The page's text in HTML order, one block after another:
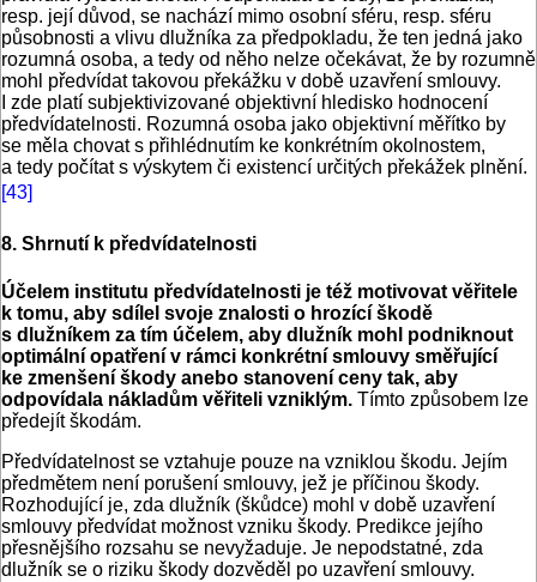
resp. její důvod, se nachází mimo osobní sféru, resp. sféru
působnosti a vlivu dlužníka za předpokladu, že ten jedná jako
rozumná osoba, a tedy od něho nelze očekávat, že by rozumně
mohl předvídat takovou překážku v době uzavření smlouvy.
I zde platí subjektivizované objektivní hledisko hodnocení
předvídatelnosti. Rozumná osoba jako objektivní měřítko by
se měla chovat s přihlédnutím ke konkrétním okolnostem,
a tedy počítat s výskytem či existencí určitých překážek plnění.
[43]
8. Shrnutí k předvídatelnosti
Účelem institutu předvídatelnosti je též motivovat věřitele
k tomu, aby sdílel svoje znalosti o hrozící škodě
s dlužníkem za tím účelem, aby dlužník mohl podniknout
optimální opatření v rámci konkrétní smlouvy směřující
ke zmenšení škody anebo stanovení ceny tak, aby
odpovídala nákladům věřiteli vzniklým. Tímto způsobem lze
předejít škodám.
Předvídatelnost se vztahuje pouze na vzniklou škodu. Jejím
předmětem není porušení smlouvy, jež je příčinou škody.
Rozhodující je, zda dlužník (škůdce) mohl v době uzavření
smlouvy předvídat možnost vzniku škody. Predikce jejího
přesnějšího rozsahu se nevyžaduje. Je nepodstatné, zda
dlužník se o riziku škody dozvěděl po uzavření smlouvy.